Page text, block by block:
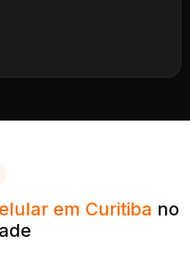
em Curitiba no